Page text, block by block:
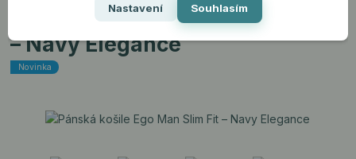
Pánská košile Ego Man Slim Fit
– Navy Elegance
Novinka
Nastavení Souhlasím